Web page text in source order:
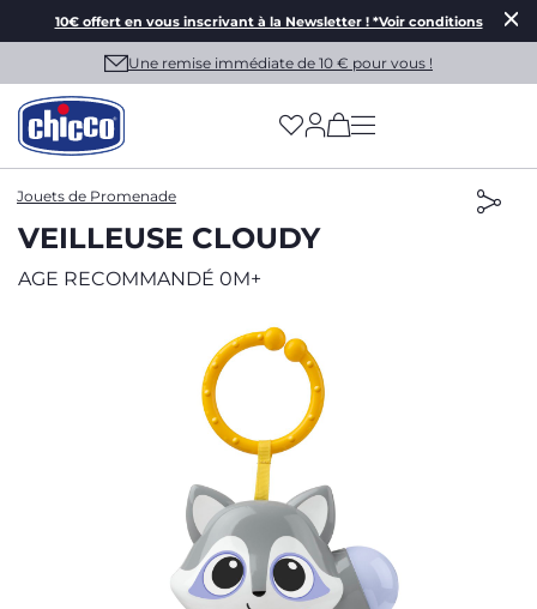
10€ offert en vous inscrivant à la Newsletter ! *Voir conditions
Une remise immédiate de 10 € pour vous !
(has more options
Jouets de Promenade
VEILLEUSE CLOUDY
AGE RECOMMANDÉ 0M+